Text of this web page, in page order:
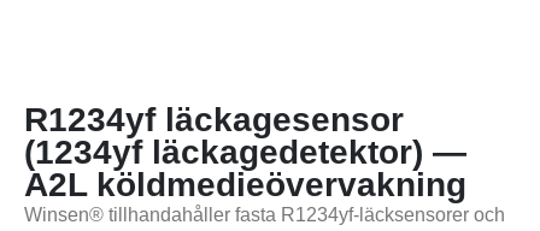
R1234yf läckagesensor
(1234yf läckagedetektor) —
A2L köldmedieövervakning
Winsen® tillhandahåller fasta R1234yf-läcksensorer och